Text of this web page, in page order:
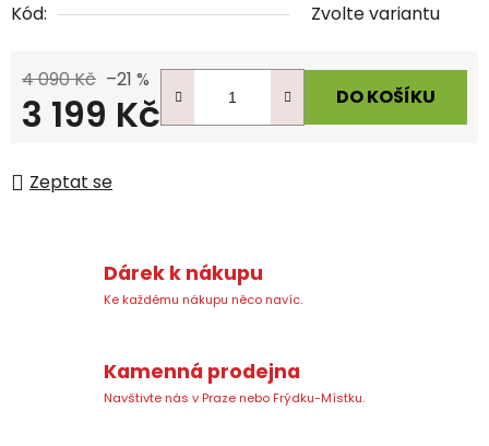
Kód:
Zvolte variantu
4 090 Kč –21 %
3 199 Kč DO KOŠÍKU
Zeptat se
Dárek k nákupu
Ke každému nákupu něco navíc.
Kamenná prodejna
Navštivte nás v Praze nebo Frýdku-Místku.